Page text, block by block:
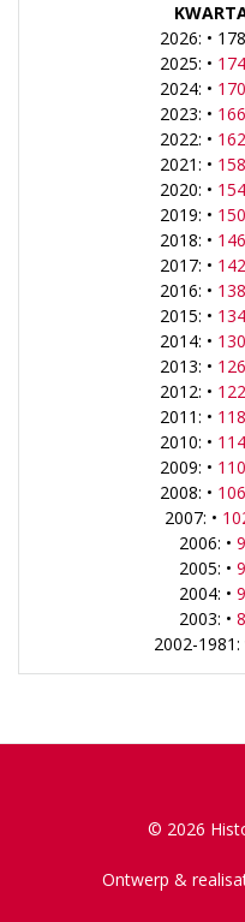
2026: •
2025: • 174
2024: • 170
2023: • 166
2022: • 162
2021: • 158
2020: • 154
2019: • 150
2018: • 146
2017: • 142
2016: • 138
2015: • 134
2014: • 130
2013: • 126
2012: • 122
2011: • 118
2010: • 114
2009: • 110
2008: • 106
2007: •
2006: •
2005: •
2004: •
2003: •
2002-
© 2026
Ontwerp &